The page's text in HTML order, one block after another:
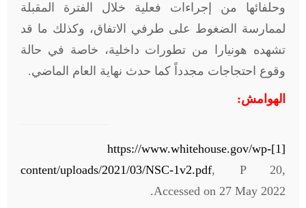
وحلفائها من إجراءات فعلية خلال الفترة المقبلة
لممارسة الضغوط على طرفي الاتفاق، وكذلك ما قد
تشهده هونيارا من تطورات داخلية، خاصة في حالة
وقوع احتجاجات مجدداً كما حدث نهاية العام الماضي.
الهوامش:
[1]
https://www.whitehouse.gov/wp-
content/uploads/2021/03/NSC-1v2.pdf, P 20,
Accessed on 27 May 2022.